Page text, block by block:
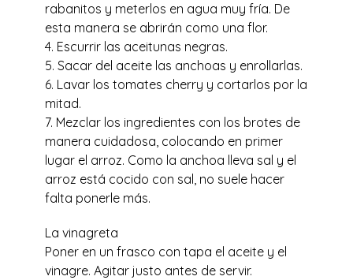
rabanitos y meterlos en agua muy fría. De
esta manera se abrirán como una flor.
4. Escurrir las aceitunas negras.
5. Sacar del aceite las anchoas y enrollarlas.
6. Lavar los tomates cherry y cortarlos por la
mitad.
7. Mezclar los ingredientes con los brotes de
manera cuidadosa, colocando en primer
lugar el arroz. Como la anchoa lleva sal y el
arroz está cocido con sal, no suele hacer
falta ponerle más.
La vinagreta
Poner en un frasco con tapa el aceite y el
vinagre. Agitar justo antes de servir.